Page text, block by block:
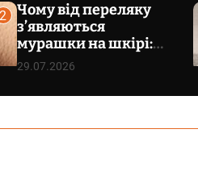
2
Чому від переляку
з’являються
мурашки на шкірі:
фізіологія
29.07.2026